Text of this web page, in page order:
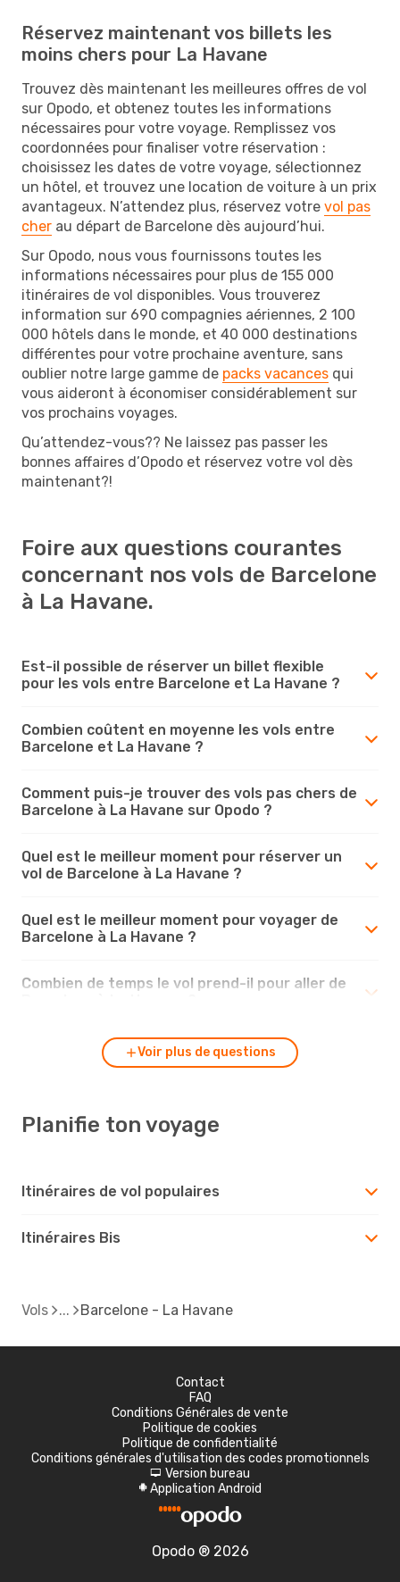
Réservez maintenant vos billets les
moins chers pour La Havane
Trouvez dès maintenant les meilleures offres de vol
sur Opodo, et obtenez toutes les informations
nécessaires pour votre voyage. Remplissez vos
coordonnées pour finaliser votre réservation :
choisissez les dates de votre voyage, sélectionnez
un hôtel, et trouvez une location de voiture à un prix
avantageux. N’attendez plus, réservez votre vol pas
cher au départ de Barcelone dès aujourd’hui.
Sur Opodo, nous vous fournissons toutes les
informations nécessaires pour plus de 155 000
itinéraires de vol disponibles. Vous trouverez
information sur 690 compagnies aériennes, 2 100
000 hôtels dans le monde, et 40 000 destinations
différentes pour votre prochaine aventure, sans
oublier notre large gamme de packs vacances qui
vous aideront à économiser considérablement sur
vos prochains voyages.
Qu’attendez-vous?? Ne laissez pas passer les
bonnes affaires d’Opodo et réservez votre vol dès
maintenant?!
Foire aux questions courantes
concernant nos vols de Barcelone
à La Havane.
Est-il possible de réserver un billet flexible
pour les vols entre Barcelone et La Havane ?
Combien coûtent en moyenne les vols entre
Barcelone et La Havane ?
Comment puis-je trouver des vols pas chers de
Barcelone à La Havane sur Opodo ?
Quel est le meilleur moment pour réserver un
vol de Barcelone à La Havane ?
Quel est le meilleur moment pour voyager de
Barcelone à La Havane ?
Combien de temps le vol prend-il pour aller de
Voir plus de questions
Planifie ton voyage
Itinéraires de vol populaires
Itinéraires Bis
Vols Barcelone - La Havane
Contact
FAQ
Conditions Générales de vente
Politique de cookies
Politique de confidentialité
Conditions générales d'utilisation des codes promotionnels
d Version bureau
A Application Android
Opodo ® 2026